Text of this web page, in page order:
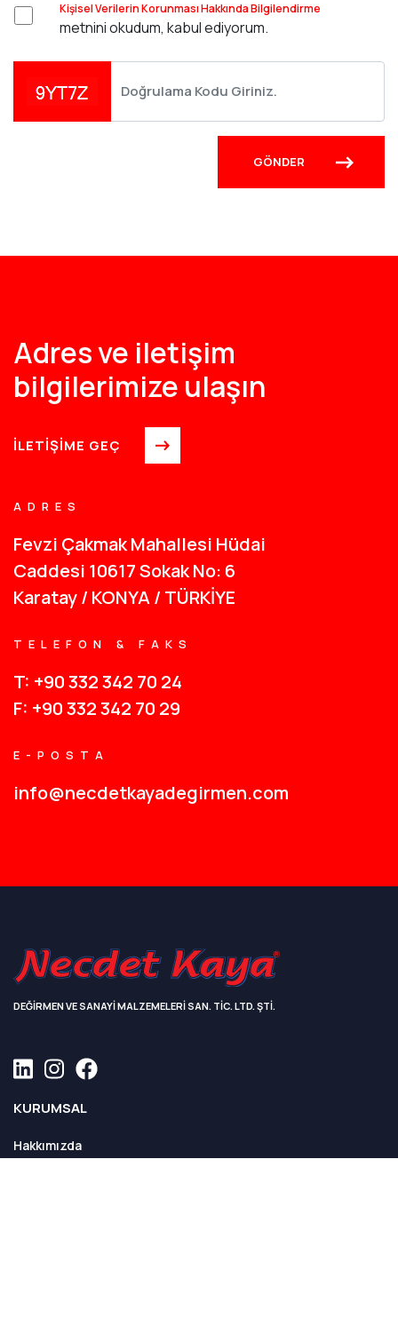
Kişisel Verilerin Korunması Hakkında Bilgilendirme
metnini okudum, kabul ediyorum.
Adres ve iletişim
bilgilerimize ulaşın
İLETİŞİME GEÇ
ADRES
Fevzi Çakmak Mahallesi Hüdai
Caddesi 10617 Sokak No: 6
Karatay / KONYA / TÜRKİYE
TELEFON & FAKS
T: +90 332 342 70 24
F: +90 332 342 70 29
E-POSTA
info@necdetkayadegirmen.com
DEĞİRMEN VE SANAYİ MALZEMELERİ SAN. TİC. LTD. ŞTİ.
KURUMSAL
Hakkımızda